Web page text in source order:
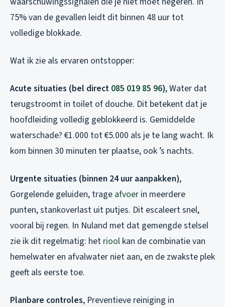
75% van de gevallen leidt dit binnen 48 uur tot
volledige blokkade.
Wat ik zie als ervaren ontstopper:
Acute situaties (bel direct 085 019 85 96), Water dat
terugstroomt in toilet of douche. Dit betekent dat je
hoofdleiding volledig geblokkeerd is. Gemiddelde
waterschade? €1.000 tot €5.000 als je te lang wacht. Ik
kom binnen 30 minuten ter plaatse, ook ’s nachts.
Urgente situaties (binnen 24 uur aanpakken),
Gorgelende geluiden, trage afvoer in meerdere
punten, stankoverlast uit putjes. Dit escaleert snel,
vooral bij regen. In Nuland met dat gemengde stelsel
zie ik dit regelmatig: het riool kan de combinatie van
hemelwater en afvalwater niet aan, en de zwakste plek
geeft als eerste toe.
Planbare controles, Preventieve reiniging in